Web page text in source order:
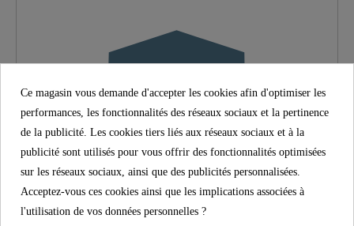
Chromé
Ce magasin vous demande d'accepter les cookies afin d'optimiser les
performances, les fonctionnalités des réseaux sociaux et la pertinence
de la publicité. Les cookies tiers liés aux réseaux sociaux et à la
publicité sont utilisés pour vous offrir des fonctionnalités optimisées
sur les réseaux sociaux, ainsi que des publicités personnalisées.
Acceptez-vous ces cookies ainsi que les implications associées à
l'utilisation de vos données personnelles ?